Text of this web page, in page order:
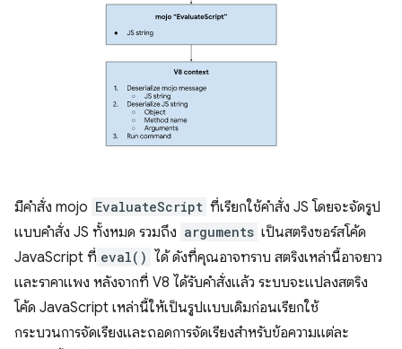
มีคำสั่ง mojo EvaluateScript ที่เรียกใช้คำสั่ง JS โดยจะจัดรูป
แบบคำสั่ง JS ทั้งหมด รวมถึง arguments เป็นสตริงซอร์สโค้ด
JavaScript ที่ eval() ได้ ดังที่คุณอาจทราบ สตริงเหล่านี้อาจยาว
และราคาแพง หลังจากที่ V8 ได้รับคําสั่งแล้ว ระบบจะแปลงสตริง
โค้ด JavaScript เหล่านี้ให้เป็นรูปแบบเดิมก่อนเรียกใช้
กระบวนการจัดเรียงและถอดการจัดเรียงสำหรับข้อความแต่ละ